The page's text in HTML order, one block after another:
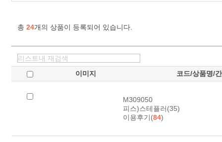
총 24개의 상품이 등록되어 있습니다.
이미지 코드/상품명/
M309050
피스)스테플러(35)
이용후기(84)